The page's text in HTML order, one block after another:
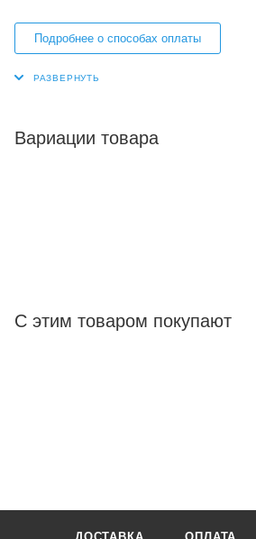
Подробнее о способах оплаты
Вариации товара
С этим товаром покупают